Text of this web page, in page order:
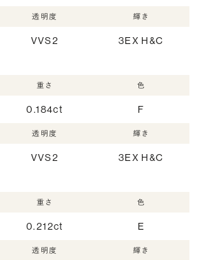
透明度
VVS2
輝き
3EX H&C
重さ
0.184ct
色
F
透明度
VVS2
輝き
3EX H&C
重さ
0.212ct
色
E
透明度 輝き